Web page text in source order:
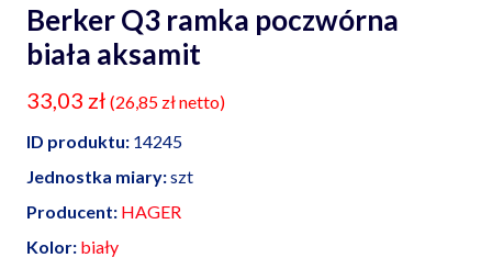
Berker Q3 ramka poczwórna
biała aksamit
33,03 zł (26,85 złnetto)
ID produktu: 14245
Jednostka miary:szt
Producent: HAGER
Kolor: biały